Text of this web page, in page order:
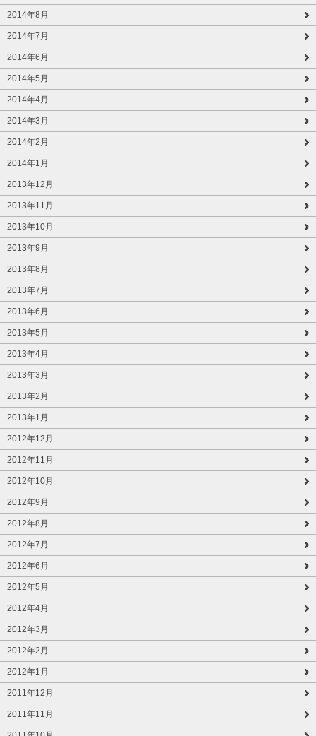
2014年8月
2014年7月
2014年6月
2014年5月
2014年4月
2014年3月
2014年2月
2014年1月
2013年12月
2013年11月
2013年10月
2013年9月
2013年8月
2013年7月
2013年6月
2013年5月
2013年4月
2013年3月
2013年2月
2013年1月
2012年12月
2012年11月
2012年10月
2012年9月
2012年8月
2012年7月
2012年6月
2012年5月
2012年4月
2012年3月
2012年2月
2012年1月
2011年12月
2011年11月